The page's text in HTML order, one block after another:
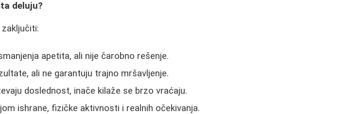
deluju?
apetita, ali nije čarobno rešenje.
ali ne garantuju trajno mršavljenje.
doslednost, inače kilaže se brzo vraćaju.
ishrane, fizičke aktivnosti i realnih očekivanja.